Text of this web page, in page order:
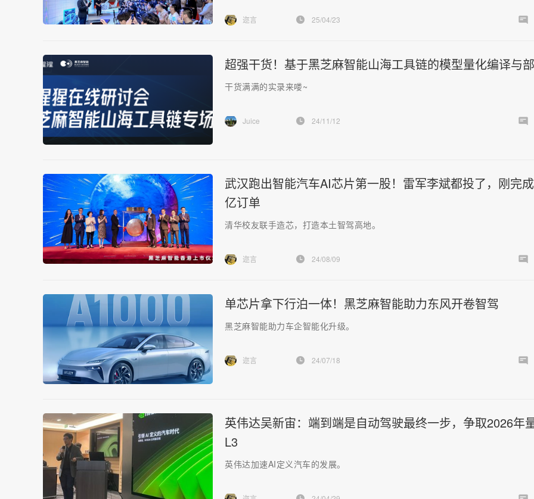
迩言 25/04/23
超强干货！基于黑芝麻智能山海工具链的模型量化编译与
干货满满的实录来喽~
Juice 24/11/12
武汉跑出智能汽车AI芯片第一股！雷军李斌都投了，刚完
亿订单
清华校友联手造芯，打造本土智驾高地。
迩言 24/08/09
单芯片拿下行泊一体！黑芝麻智能助力东风开卷智驾
黑芝麻智能助力车企智能化升级。
迩言 24/07/18
英伟达吴新宙：端到端是自动驾驶最终一步，争取2026年
L3
英伟达加速AI定义汽车的发展。